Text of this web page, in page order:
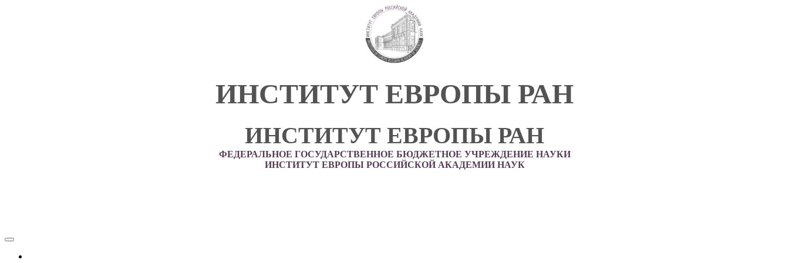
ИНСТИТУТ ЕВРОПЫ РАН
ИНСТИТУТ ЕВРОПЫ РАН
ФЕДЕРАЛЬНОЕ ГОСУДАРСТВЕННОЕ БЮДЖЕТНОЕ УЧРЕЖДЕНИЕ НАУКИ
ИНСТИТУТ ЕВРОПЫ РОССИЙСКОЙ АКАДЕМИИ НАУК